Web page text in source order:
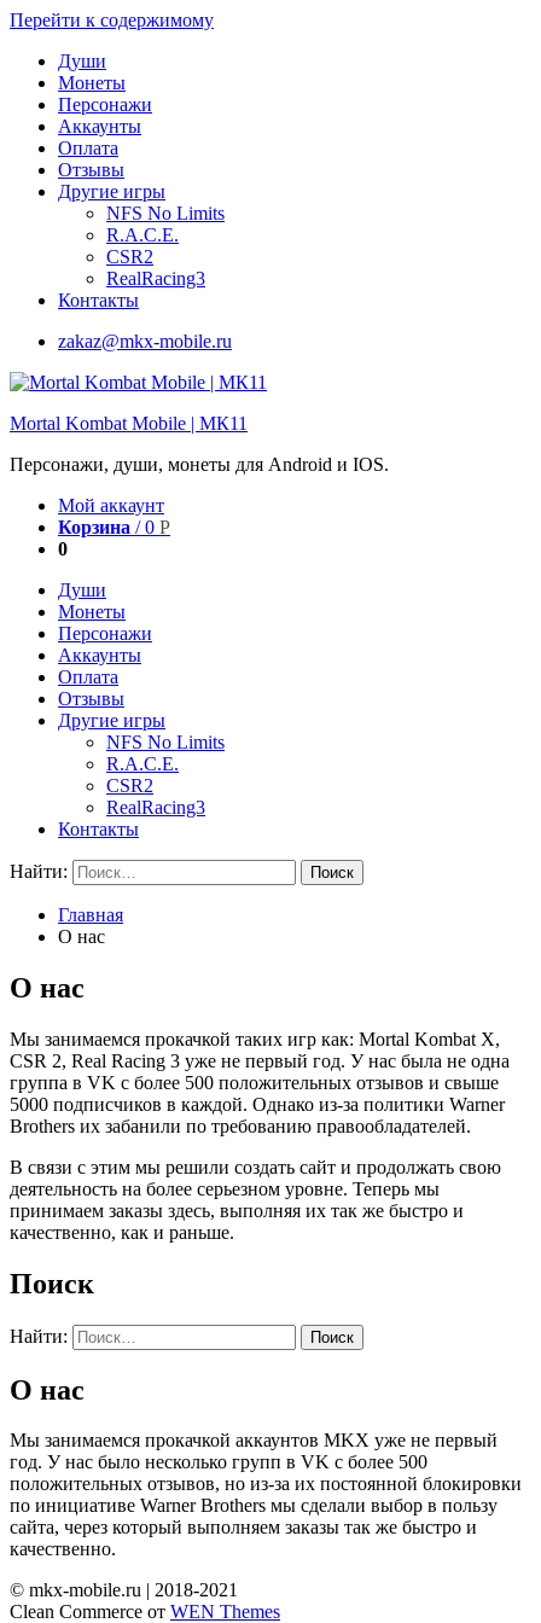
Перейти к содержимому
Души
Монеты
Персонажи
Аккаунты
Оплата
Отзывы
Другие игры
NFS No Limits
R.A.C.E.
CSR2
RealRacing3
Контакты
zakaz@mkx-mobile.ru
Mortal Kombat Mobile | МК11
Персонажи, души, монеты для Android и IOS.
Мой аккаунт
Корзина /0 Р
0
Души
Монеты
Персонажи
Аккаунты
Оплата
Отзывы
Другие игры
NFS No Limits
R.A.C.E.
CSR2
RealRacing3
Контакты
Найти:
Главная
О нас
О нас
Мы занимаемся прокачкой таких игр как: Mortal Kombat X,
CSR 2, Real Racing 3 уже не первый год. У нас была не одна
группа в VK с более 500 положительных отзывов и свыше
5000 подписчиков в каждой. Однако из-за политики Warner
Brothers их забанили по требованию правообладателей.
В связи с этим мы решили создать сайт и продолжать свою
деятельность на более серьезном уровне. Теперь мы
принимаем заказы здесь, выполняя их так же быстро и
качественно, как и раньше.
Поиск
Найти:
О нас
Мы занимаемся прокачкой аккаунтов MKX уже не первый
год. У нас было несколько групп в VK с более 500
положительных отзывов, но из-за их постоянной блокировки
по инициативе Warner Brothers мы сделали выбор в пользу
сайта, через который выполняем заказы так же быстро и
качественно.
© mkx-mobile.ru | 2018-2021
Clean Commerce от WEN Themes